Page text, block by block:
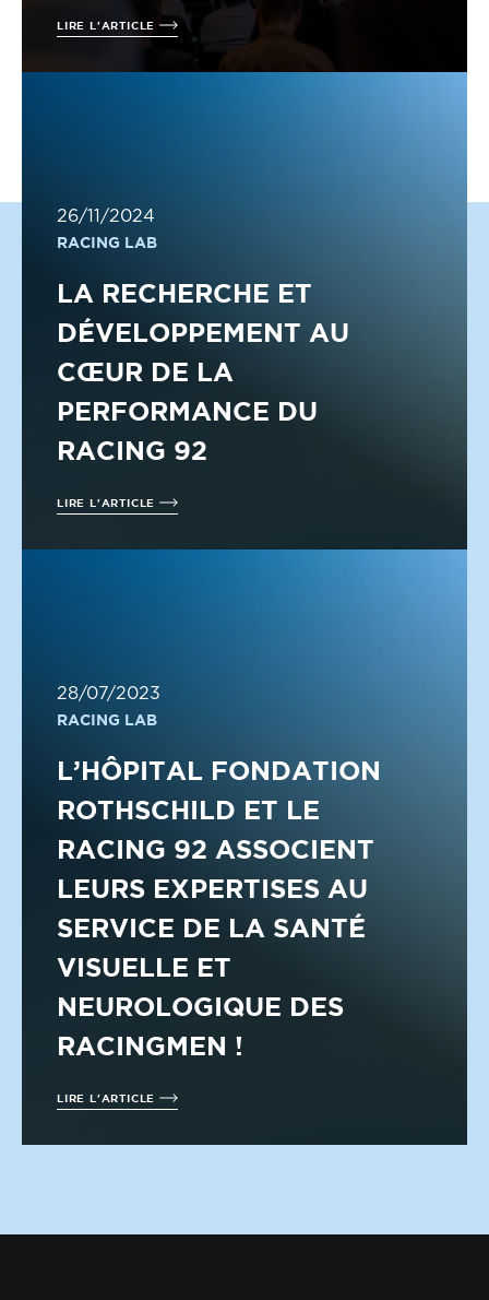
LIRE L'ARTICLE
26/11/2024
RACING LAB
LA RECHERCHE ET
DÉVELOPPEMENT AU
CŒUR DE LA
PERFORMANCE DU
RACING 92
LIRE L'ARTICLE
28/07/2023
RACING LAB
L’HÔPITAL FONDATION
ROTHSCHILD ET LE
RACING 92 ASSOCIENT
LEURS EXPERTISES AU
SERVICE DE LA SANTÉ
VISUELLE ET
NEUROLOGIQUE DES
RACINGMEN !
LIRE L'ARTICLE